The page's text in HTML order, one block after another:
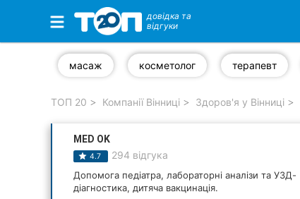
Обрані компанії
Стоматології
Ветеринарні клініки
довідка та
відгуки
масаж косметолог терапевт
ТОП 20 Компанії Вінниці Здоров'я у Вінниці
MED OK
4.7 294 відгука
Допомога педіатра, лабораторні аналізи та УЗД-
діагностика, дитяча вакцинація.